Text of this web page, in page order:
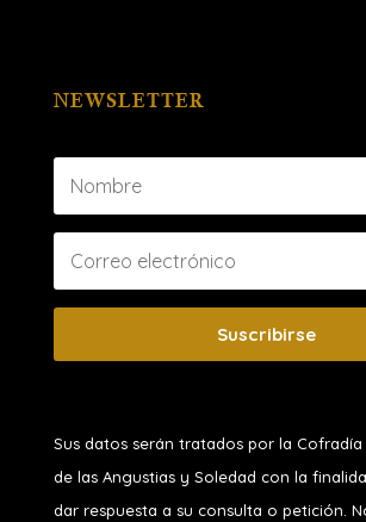
NEWSLETTER
Suscribirse
Sus datos serán tratados por la Cofradía
de las Angustias y Soledad con la
dar respuesta a su consulta o petición.